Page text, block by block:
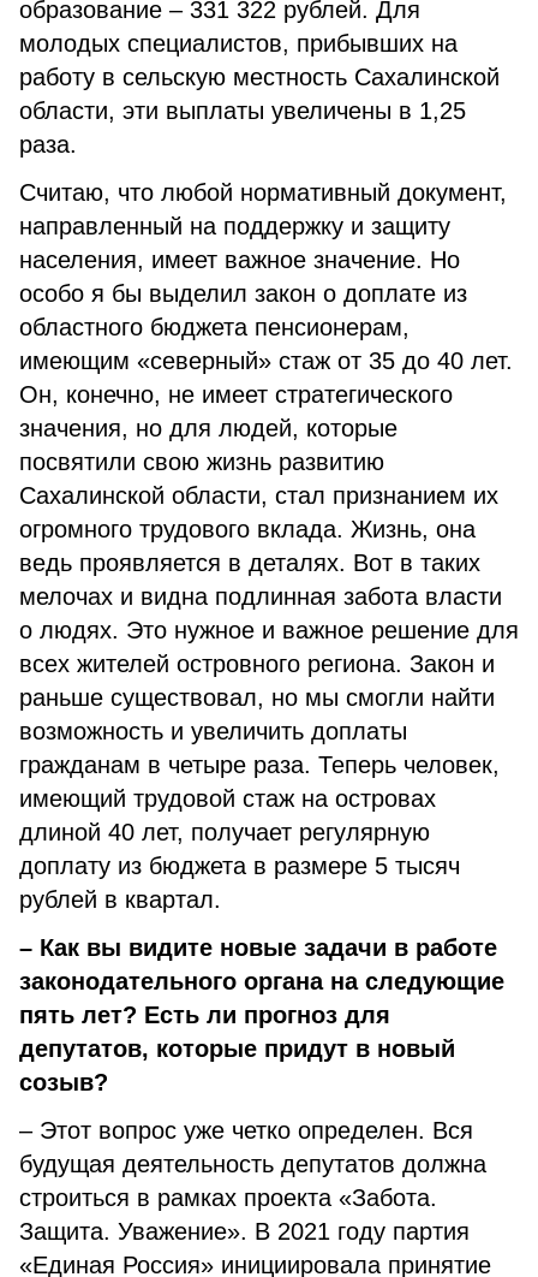
образование – 331 322 рублей. Для
молодых специалистов, прибывших на
работу в сельскую местность Сахалинской
области, эти выплаты увеличены в 1,25
раза.
Считаю, что любой нормативный документ,
направленный на поддержку и защиту
населения, имеет важное значение. Но
особо я бы выделил закон о доплате из
областного бюджета пенсионерам,
имеющим «северный» стаж от 35 до 40 лет.
Он, конечно, не имеет стратегического
значения, но для людей, которые
посвятили свою жизнь развитию
Сахалинской области, стал признанием их
огромного трудового вклада. Жизнь, она
ведь проявляется в деталях. Вот в таких
мелочах и видна подлинная забота власти
о людях. Это нужное и важное решение для
всех жителей островного региона. Закон и
раньше существовал, но мы смогли найти
возможность и увеличить доплаты
гражданам в четыре раза. Теперь человек,
имеющий трудовой стаж на островах
длиной 40 лет, получает регулярную
доплату из бюджета в размере 5 тысяч
рублей в квартал.
– Как вы видите новые задачи в работе
законодательного органа на следующие
пять лет? Есть ли прогноз для
депутатов, которые придут в новый
созыв?
– Этот вопрос уже четко определен. Вся
будущая деятельность депутатов должна
строиться в рамках проекта «Забота.
Защита. Уважение». В 2021 году партия
«Единая Россия» инициировала принятие